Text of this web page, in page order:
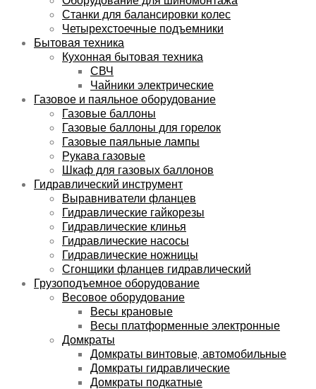
Станки для балансировки колес
Четырехстоечные подъемники
Бытовая техника
Кухонная бытовая техника
СВЧ
Чайники электрические
Газовое и паяльное оборудование
Газовые баллоны
Газовые баллоны для горелок
Газовые паяльные лампы
Рукава газовые
Шкаф для газовых баллонов
Гидравлический инструмент
Выравниватели фланцев
Гидравлические гайкорезы
Гидравлические клинья
Гидравлические насосы
Гидравлические ножницы
Сгонщики фланцев гидравлический
Грузоподъемное оборудование
Весовое оборудование
Весы крановые
Весы платформенные электронные
Домкраты
Домкраты винтовые, автомобильные
Домкраты гидравлические
Домкраты подкатные